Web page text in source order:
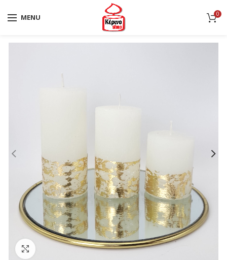
MENU 0
Click to enlarge